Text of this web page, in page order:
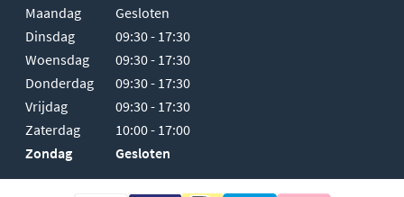
Maandag
Gesloten
Dinsdag
09:30 - 17:30
Woensdag
09:30 - 17:30
Donderdag
09:30 - 17:30
Vrijdag
09:30 - 17:30
Zaterdag
10:00 - 17:00
Zondag
Gesloten